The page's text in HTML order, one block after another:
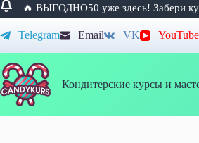
🔥 ВЫГОДНО50 уже здесь! Забери
к
Telegram Email VK YouTube
Кондитерские курсы и